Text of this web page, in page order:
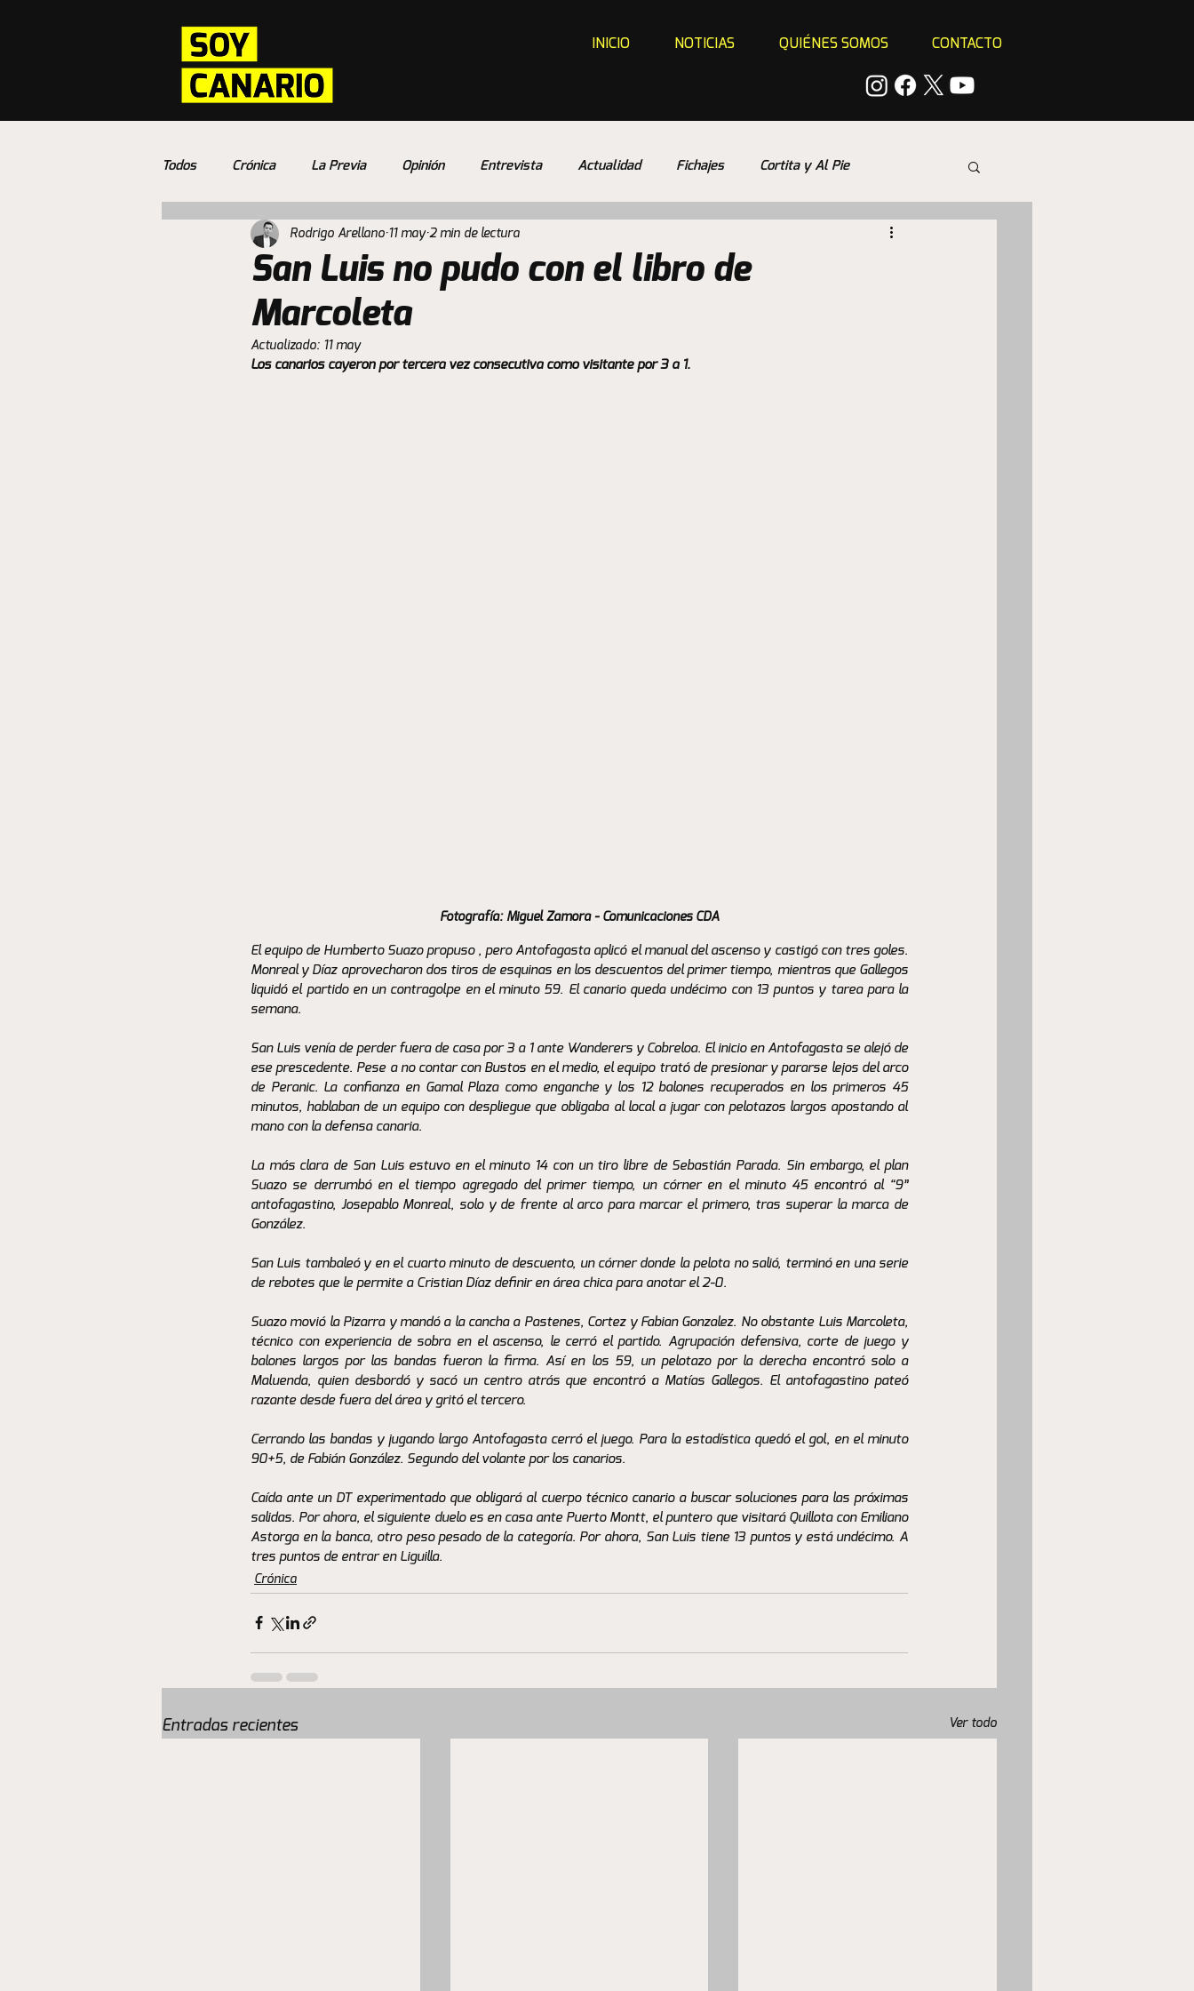
INICIO NOTICIAS QUIÉNES SOMOS CONTACTO
Todos Crónica La Previa Opinión Entrevista Actualidad Fichajes Cortita y Al Pie
San Luis no pudo con el libro de
Marcoleta
Rodrigo Arellano 11 may 2 min de lectura
Actualizado: 11 may
Los canarios cayeron por tercera vez consecutiva como visitante por 3 a 1.
Fotografía: Miguel Zamora - Comunicaciones CDA
El equipo de Humberto Suazo propuso , pero Antofagasta aplicó el manual del ascenso y castigó con tres goles.
Monreal y Díaz aprovecharon dos tiros de esquinas en los descuentos del primer tiempo, mientras que Gallegos
liquidó el partido en un contragolpe en el minuto 59. El canario queda undécimo con 13 puntos y tarea para la
semana.
San Luis venía de perder fuera de casa por 3 a 1 ante Wanderers y Cobreloa. El inicio en Antofagasta se alejó de
ese prescedente. Pese a no contar con Bustos en el medio, el equipo trató de presionar y pararse lejos del arco
de Peranic. La confianza en Gamal Plaza como enganche y los 12 balones recuperados en los primeros 45
minutos, hablaban de un equipo con despliegue que obligaba al local a jugar con pelotazos largos apostando al
mano con la defensa canaria.
La más clara de San Luis estuvo en el minuto 14 con un tiro libre de Sebastián Parada. Sin embargo, el plan
Suazo se derrumbó en el tiempo agregado del primer tiempo, un córner en el minuto 45 encontró al “9”
antofagastino, Josepablo Monreal, solo y de frente al arco para marcar el primero, tras superar la marca de
González.
San Luis tambaleó y en el cuarto minuto de descuento, un córner donde la pelota no salió, terminó en una serie
de rebotes que le permite a Cristian Díaz definir en área chica para anotar el 2-0.
Suazo movió la Pizarra y mandó a la cancha a Pastenes, Cortez y Fabian Gonzalez. No obstante Luis Marcoleta,
técnico con experiencia de sobra en el ascenso, le cerró el partido. Agrupación defensiva, corte de juego y
balones largos por las bandas fueron la firma. Así en los 59, un pelotazo por la derecha encontró solo a
Maluenda, quien desbordó y sacó un centro atrás que encontró a Matías Gallegos. El antofagastino pateó
razante desde fuera del área y gritó el tercero.
Cerrando las bandas y jugando largo Antofagasta cerró el juego. Para la estadística quedó el gol, en el minuto
90+5, de Fabián González. Segundo del volante por los canarios.
Caída ante un DT experimentado que obligará al cuerpo técnico canario a buscar soluciones para las próximas
salidas. Por ahora, el siguiente duelo es en casa ante Puerto Montt, el puntero que visitará Quillota con Emiliano
Astorga en la banca, otro peso pesado de la categoría. Por ahora, San Luis tiene 13 puntos y está undécimo. A
tres puntos de entrar en Liguilla.
Crónica
Entradas recientes Ver todo